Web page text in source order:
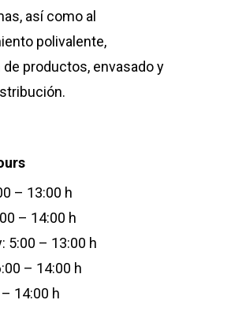
así como al
polivalente,
de productos, envasado y
– 13:00 h
– 14:00 h
5:00 – 13:00 h
– 14:00 h
14:00 h